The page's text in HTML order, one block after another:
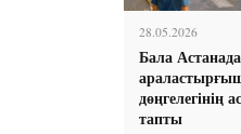
28.05.2026
Бала
дөңгелегінің
тапты